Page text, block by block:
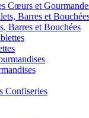
Cœurs et
Barres et Bouchées
Confiseries